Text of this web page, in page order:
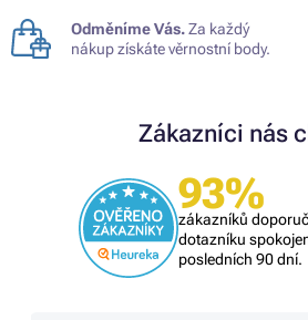
Odměníme Vás.Za každý
nákup získáte věrnostní body.
Zákazníci nás
93%
zákazníků
dotazníku
posledních 90 dní.